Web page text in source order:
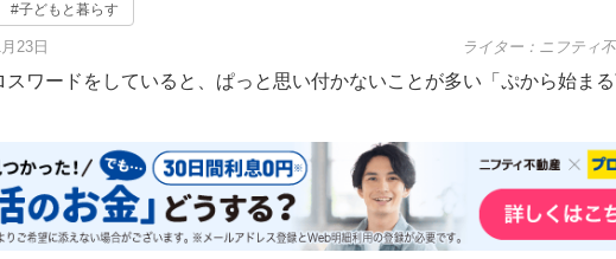
#子どもと暮らす
23日 ライター：ニフティ
スワードをしていると、ぱっと思い付かないことが多い「ぷから始まる